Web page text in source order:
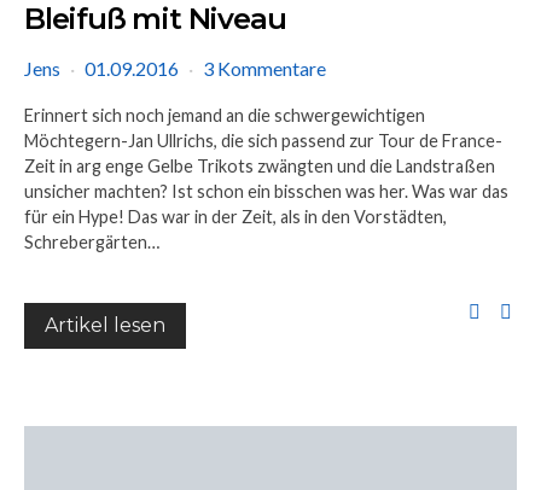
Bleifuß mit Niveau
Jens 01.09.2016 3 Kommentare
Erinnert sich noch jemand an die schwergewichtigen
Möchtegern-Jan Ullrichs, die sich passend zur Tour de France-
Zeit in arg enge Gelbe Trikots zwängten und die Landstraßen
unsicher machten? Ist schon ein bisschen was her. Was war das
für ein Hype! Das war in der Zeit, als in den Vorstädten,
Schrebergärten…
Artikel lesen